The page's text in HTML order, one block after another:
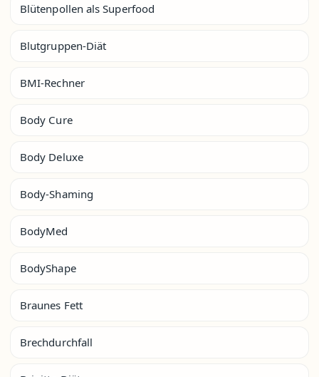
Blütenpollen als Superfood
Blutgruppen-Diät
BMI-Rechner
Body Cure
Body Deluxe
Body-Shaming
BodyMed
BodyShape
Braunes Fett
Brechdurchfall